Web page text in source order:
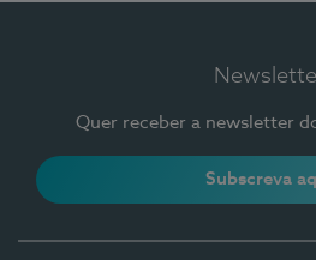
Quer receber a newsletter
Subscreva